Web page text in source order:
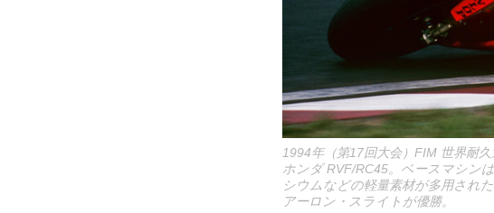
1994年（第17回大会）FIM 世界耐
ホンダ RVF/RC45。ベースマシン
シウムなどの軽量素材が多用され
アーロン・スライトが優勝。